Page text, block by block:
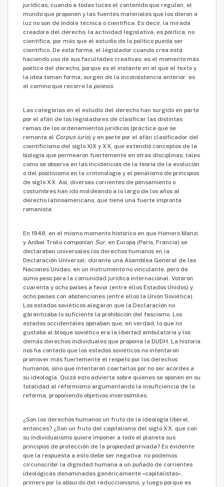
jurídicas, cuando a todas luces el contenido que regulan, el
mundo que proponen y las fuentes materiales que los dieron a
luz no son de índole técnica o científica. Es decir, la mirada
creadora del derecho, la actividad legislativa, es política, no
científica, por más que el estudio de lo político pueda ser
científico. De esta forma, el legislador cuando crea está
haciendo uso de sus facultades creativas: es el momento más
poético del derecho, porque es el instante en el que el texto y
la idea toman forma, surgen de la inconsistencia anterior: es
el camino que recorre la poiesis.
Las categorías en el estudio del derecho han surgido en parte
por el afán de los legisladores de clasificar las distintas
ramas de los ordenamientos jurídicos (práctica que se
remonta al Corpus iuris) y en parte por el afán clasificador del
cientificismo del siglo XIX y XX, que extendió conceptos de la
biología que permearon fuertemente en otras disciplinas, tales
como se observa en las incidencias de la teoría de la evolución
o del positivismo en la criminología y el penalismo de principios
de siglo XX. Así, diversas corrientes de pensamiento o
costumbres han ido moldeando a lo largo de los años al
derecho latinoamericano, que tiene una fuerte impronta
romanista.
En 1948, en el mismo momento histórico en que Homero Manzi
y Aníbal Troilo componían Sur, en Europa (París, Francia) se
declaraban universales los derechos humanos en la
Declaración Universal, durante una Asamblea General de las
Naciones Unidas, en un instrumento no vinculante, pero de
sumo peso para la comunidad jurídica internacional. Votaron
cuarenta y ocho países a favor (entre ellos Estados Unidos) y
ocho países con abstenciones (entre ellos la Unión Soviética).
Los estados soviéticos alegaron que la Declaración no
garantizaba lo suficiente la prohibición del fascismo. Los
estados occidentales opinaban que, en verdad, lo que no
gustaba al bloque soviético era la libertad ambulatoria y los
demás derechos individuales que proponía la DUDH. La historia
nos ha contado que los estados soviéticos no intentaron
promover más fuertemente el respeto por los derechos
humanos, sino que intentaron coartarlos por no ser acordes a
su ideología. Quizá esto advierta sobre quienes se oponen en su
totalidad al reformismo argumentando la insuficiencia de la
reforma, proponiendo objetivos inverosímiles.
¿Son los derechos humanos un fruto de la ideología liberal,
entonces? ¿Son un fruto del capitalismo del siglo XX, que con
su individualismo quiere imponer a todo el planeta sus
principios de protección de la propiedad privada? Es evidente
que la respuesta a esto debe ser negativa: no podemos
circunscribir la dignidad humana a un puñado de corrientes
ideológicas denominadas genéricamente «capitalistas»,
primero por lo absurdo del reduccionismo, y luego porque es